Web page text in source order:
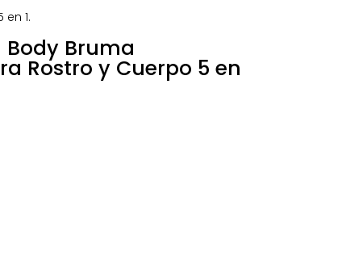
1.
Body Bruma
Rostro y Cuerpo 5 en